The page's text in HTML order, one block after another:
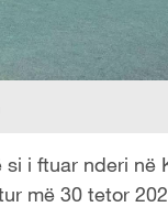
i ftuar nderi në
më 30 tetor